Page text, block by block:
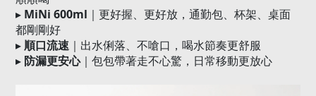
▸ MiNi 600ml ｜更好握、更好放，通勤包、杯架、桌面
都剛剛好
▸ 順口流速 ｜出水俐落、不嗆口，喝水節奏更舒服
▸ 防漏更安心｜包包帶著走不心驚，日常移動更放心